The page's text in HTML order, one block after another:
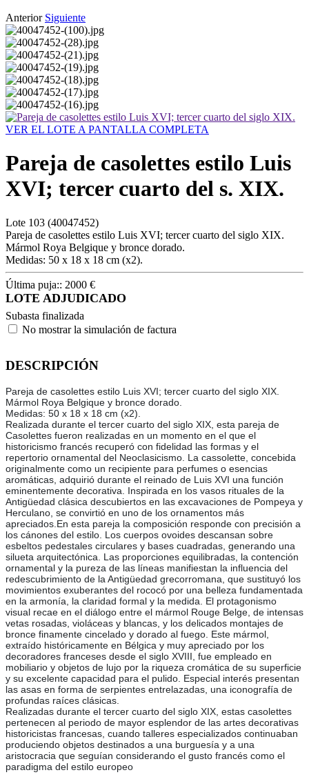
Anterior Siguiente
VER EL LOTE A PANTALLA COMPLETA
Pareja de casolettes estilo Luis
XVI; tercer cuarto del s. XIX.
Lote 103 (40047452)
Pareja de casolettes estilo Luis XVI; tercer cuarto del siglo XIX.
Mármol Roya Belgique y bronce dorado.
Medidas: 50 x 18 x 18 cm (x2).
Última puja:: 2000 €
LOTE ADJUDICADO
Subasta finalizada
No mostrar la simulación de factura
DESCRIPCIÓN
Pareja de casolettes estilo Luis XVI; tercer cuarto del siglo XIX.
Mármol Roya Belgique y bronce dorado.
Medidas: 50 x 18 x 18 cm (x2).
Realizada durante el tercer cuarto del siglo XIX, esta pareja de
Casolettes fueron realizadas en un momento en el que el
historicismo francés recuperó con fidelidad las formas y el
repertorio ornamental del Neoclasicismo. La cassolette, concebida
originalmente como un recipiente para perfumes o esencias
aromáticas, adquirió durante el reinado de Luis XVI una función
eminentemente decorativa. Inspirada en los vasos rituales de la
Antigüedad clásica descubiertos en las excavaciones de Pompeya y
Herculano, se convirtió en uno de los ornamentos más
apreciados.En esta pareja la composición responde con precisión a
los cánones del estilo. Los cuerpos ovoides descansan sobre
esbeltos pedestales circulares y bases cuadradas, generando una
silueta arquitectónica. Las proporciones equilibradas, la contención
ornamental y la pureza de las líneas manifiestan la influencia del
redescubrimiento de la Antigüedad grecorromana, que sustituyó los
movimientos exuberantes del rococó por una belleza fundamentada
en la armonía, la claridad formal y la medida. El protagonismo
visual recae en el diálogo entre el mármol Rouge Belge, de intensas
vetas rosadas, violáceas y blancas, y los delicados montajes de
bronce finamente cincelado y dorado al fuego. Este mármol,
extraído históricamente en Bélgica y muy apreciado por los
decoradores franceses desde el siglo XVIII, fue empleado en
mobiliario y objetos de lujo por la riqueza cromática de su superficie
y su excelente capacidad para el pulido. Especial interés presentan
las asas en forma de serpientes entrelazadas, una iconografía de
profundas raíces clásicas.
Realizadas durante el tercer cuarto del siglo XIX, estas casolettes
pertenecen al periodo de mayor esplendor de las artes decorativas
historicistas francesas, cuando talleres especializados continuaban
produciendo objetos destinados a una burguesía y a una
aristocracia que seguían considerando el gusto francés como el
paradigma del estilo europeo